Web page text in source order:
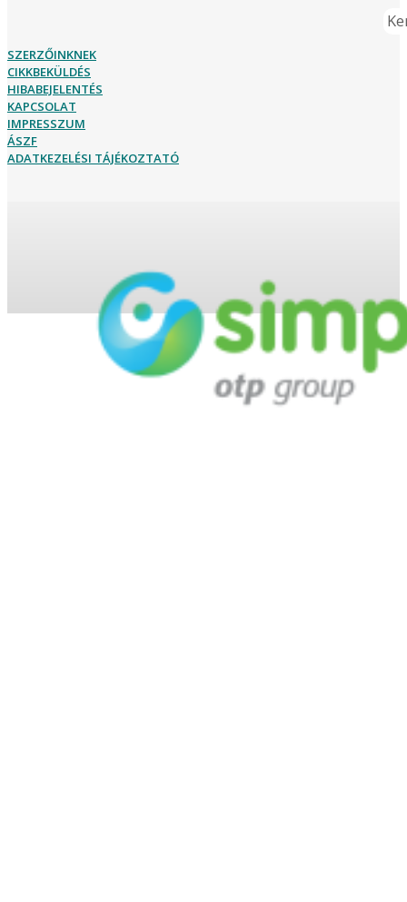
SZERZŐINKNEK
CIKKBEKÜLDÉS
HIBABEJELENTÉS
KAPCSOLAT
IMPRESSZUM
ÁSZF
ADATKEZELÉSI TÁJÉKOZTATÓ